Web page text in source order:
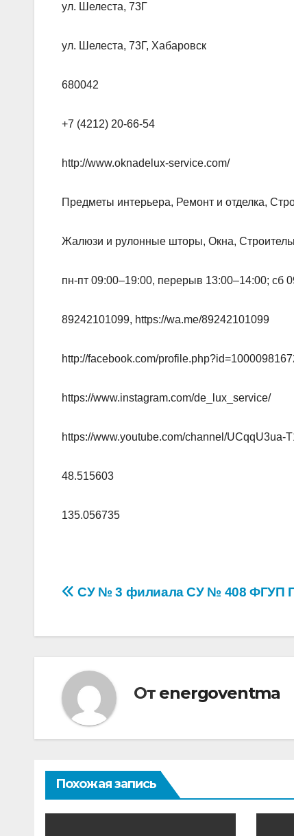
ул. Шелеста, 73Г
ул. Шелеста, 73Г, Хабаровск
680042
+7 (4212) 20-66-54
http://www.oknadelux-service.com/
Предметы интерьера, Ремонт и отделка,
Жалюзи и рулонные шторы, Окна,
пн-пт 09:00–19:00, перерыв 13:00–14:00; сб
89242101099, https://wa.me/89242101099
http://facebook.com/
https://www.instagram.com/de_lux_service/
https://www.youtube.com/channel/UCqqU3ua-
48.515603
135.056735
Навигация
СУ № 3 филиала СУ № 408 ФГУП
От energoventma
Похожая запись